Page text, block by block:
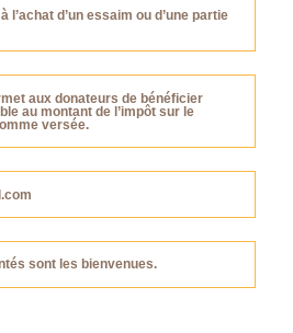
l’achat d’un essaim ou d’une partie
aux donateurs de bénéficier
au montant de l’impôt sur le
versée.
sont les bienvenues.